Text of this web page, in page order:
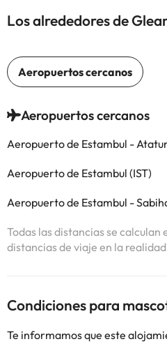
Los alrededores de
Aeropuertos cercanos
Aeropuerto de Estambul -
Aeropuerto de Estambul (IST)
Aeropuerto de Estambul -
Todas las distancias se calculan
distancias de viaje en la
Condiciones para
Te informamos que este